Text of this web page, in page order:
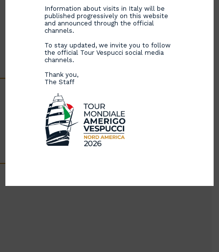
Il 10 giugno uno spettacolare drone show ha
illuminato il cielo di Genova per celebrare il rientro
di Nave Amerigo Vespucci.
Information about visits in Italy will be
published progressively on this website
and announced through the official
channels.
To stay updated, we invite you to follow
the official Tour Vespucci social media
channels.
Thank you,
The Staff